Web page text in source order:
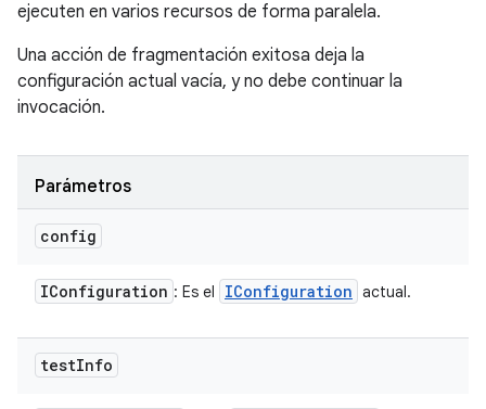
ejecuten en varios recursos de forma paralela.
Una acción de fragmentación exitosa deja la
configuración actual vacía, y no debe continuar la
invocación.
Parámetros
config
IConfiguration : Es el IConfiguration actual.
testInfo